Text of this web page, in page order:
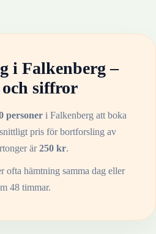
i Falkenberg–
siffror
personeri Falkenberg att boka
pris för bortforsling av
är250kr.
ofta hämtning samma dag eller
48 timmar.